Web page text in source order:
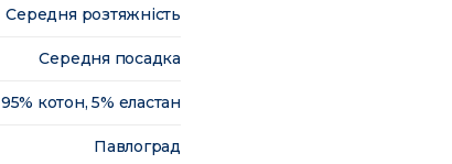
Середня розтяжність
Середня посадка
95% котон, 5% еластан
Павлоград